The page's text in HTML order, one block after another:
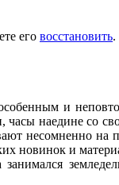
его восстановить.
и
часы наедине
несомненно на
новинок и